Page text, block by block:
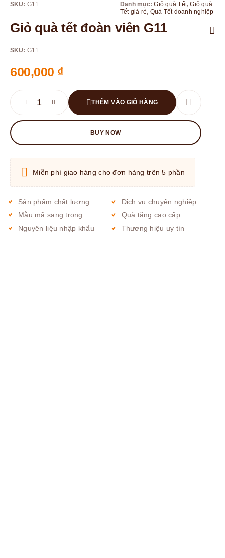
SKU:G11 Danh mục:Giỏ quà Tết,Giỏ quà
Tết giá rẻ, Quà Tết doanh nghiệp
Giỏ quà tết đoàn viên G11
SKU:G11
600,000 ₫
THÊM VÀO GIỎ HÀNG
BUY NOW
Miễn phí giao hàng cho đơn hàng trên 5 phần
Sản phẩm chất lượng
Mẫu mã sang trọng
Nguyên liệu nhập khẩu
Dịch vụ chuyên nghiệp
Quà tặng cao cấp
Thương hiệu uy tín